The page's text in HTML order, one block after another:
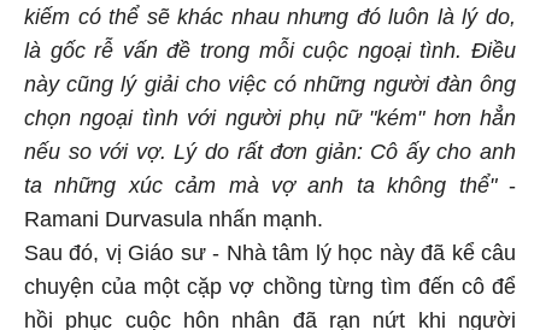
kiếm có thể sẽ khác nhau nhưng đó luôn là lý do,
là gốc rễ vấn đề trong mỗi cuộc ngoại tình. Điều
này cũng lý giải cho việc có những người đàn ông
chọn ngoại tình với người phụ nữ "kém" hơn hẳn
nếu so với vợ. Lý do rất đơn giản: Cô ấy cho anh
ta những xúc cảm mà vợ anh ta không thể"-
Ramani Durvasula nhấn mạnh.
Sau đó, vị Giáo sư - Nhà tâm lý học này đã kể câu
chuyện của một cặp vợ chồng từng tìm đến cô để
hồi phục cuộc hôn nhân đã rạn nứt khi người